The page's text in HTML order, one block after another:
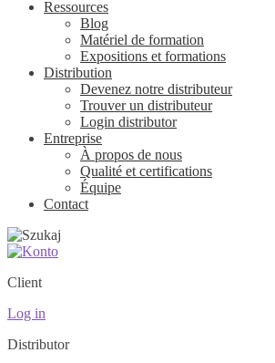
Ressources
Blog
Matériel de formation
Expositions et formations
Distribution
Devenez notre distributeur
Trouver un distributeur
Login distributor
Entreprise
À propos de nous
Qualité et certifications
Équipe
Contact
Client
Log in
Distributor